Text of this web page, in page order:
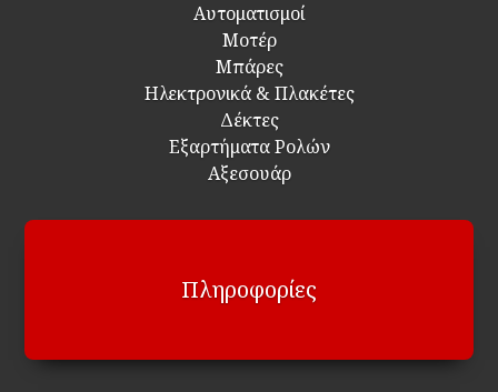
Αυτοματισμοί
Μοτέρ
Μπάρες
Ηλεκτρονικά & Πλακέτες
Δέκτες
Εξαρτήματα Ρολών
Αξεσουάρ
Πληροφορίες